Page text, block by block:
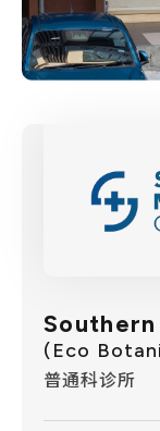
(Eco
普通科诊所